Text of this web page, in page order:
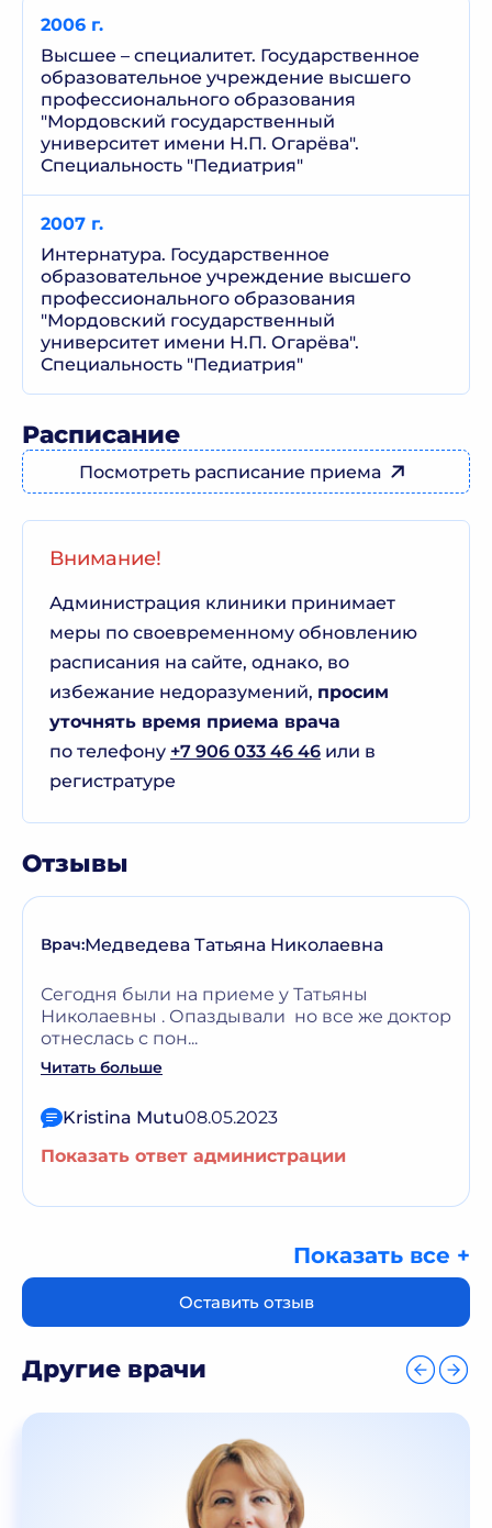
2006 г.
Высшее – специалитет. Государственное
образовательное учреждение высшего
профессионального образования
"Мордовский государственный
университет имени Н.П. Огарёва".
Специальность "Педиатрия"
2007 г.
Интернатура. Государственное
образовательное учреждение высшего
профессионального образования
"Мордовский государственный
университет имени Н.П. Огарёва".
Специальность "Педиатрия"
Расписание
Посмотреть расписание приема
Внимание!
Администрация клиники принимает
меры по своевременному обновлению
расписания на сайте, однако, во
избежание недоразумений, просим
уточнять время приема врача
по телефону +7 906 033 46 46 или в
регистратуре
Отзывы
Врач:Медведева Татьяна Николаевна
Сегодня были на приеме у Татьяны
Николаевны . Опаздывали но все же доктор
отнеслась с пон...
Читать больше
Kristina Mutu08.05.2023
Показать ответ администрации
Показать все +
Оставить отзыв
Другие врачи